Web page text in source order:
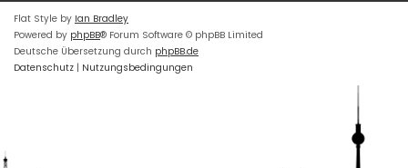
Flat Style by Ian Bradley
Powered by phpBB® Forum Software © phpBB Limited
Deutsche Übersetzung durch phpBB.de
Datenschutz | Nutzungsbedingungen